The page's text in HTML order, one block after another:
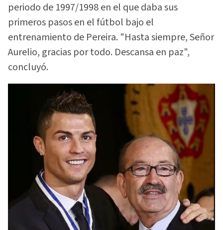
periodo de 1997/1998 en el que daba sus
primeros pasos en el fútbol bajo el
entrenamiento de Pereira. "Hasta siempre, Señor
Aurelio, gracias por todo. Descansa en paz",
concluyó.